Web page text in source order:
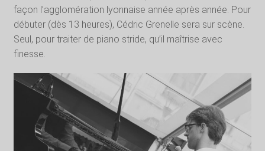
façon l’agglomération lyonnaise année après année. Pour
débuter (dès 13 heures), Cédric Grenelle sera sur scène.
Seul, pour traiter de piano stride, qu’il maîtrise avec
finesse.